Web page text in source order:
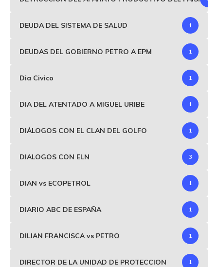
DEUDA DEL SISTEMA DE SALUD 1
DEUDAS DEL GOBIERNO PETRO A EPM 1
Dia Civico 1
DIA DEL ATENTADO A MIGUEL URIBE 1
DIÁLOGOS CON EL CLAN DEL GOLFO 1
DIALOGOS CON ELN 3
DIAN vs ECOPETROL 1
DIARIO ABC DE ESPAÑA 1
DILIAN FRANCISCA vs PETRO 1
DIRECTOR DE LA UNIDAD DE PROTECCION 1